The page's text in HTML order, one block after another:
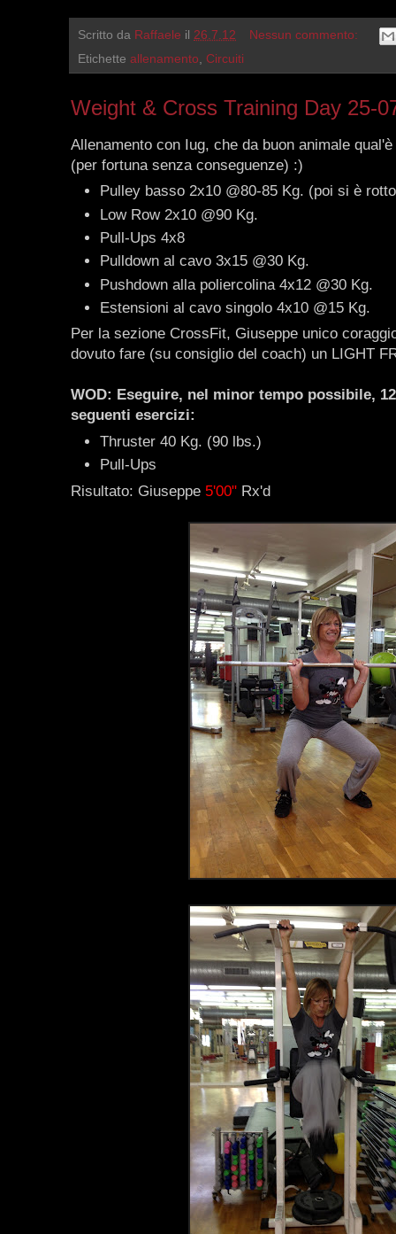
Scritto da Raffaele il 26.7.12
Nessun commento:
Etichette allenamento Circuiti
Weight & Cross Training Day 25-
Allenamento con Iug, che da buon animale
(per fortuna senza conseguenze) :)
Pulley basso 2x10 @80-85 Kg. (poi si è
Low Row 2x10 @90 Kg.
Pull-Ups 4x8
Pulldown al cavo 3x15 @30 Kg.
Pushdown alla poliercolina 4x12 @30 Kg.
Estensioni al cavo singolo 4x10 @15 Kg.
Per la sezione CrossFit, Giuseppe unico
dovuto fare (su consiglio del coach) un LIGHT
WOD: Eseguire, nel minor tempo possibile,
seguenti esercizi:
Thruster 40 Kg. (90 lbs.)
Pull-Ups
Risultato: Giuseppe 5'00" Rx'd